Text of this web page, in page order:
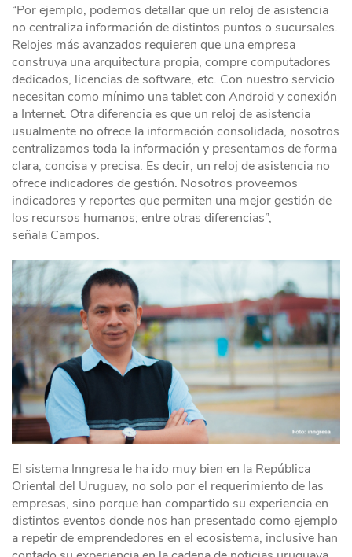
“Por ejemplo, podemos detallar que un reloj de asistencia
no centraliza información de distintos puntos o sucursales.
Relojes más avanzados requieren que una empresa
construya una arquitectura propia, compre computadores
dedicados, licencias de software, etc. Con nuestro servicio
necesitan como mínimo una tablet con Android y conexión
a Internet. Otra diferencia es que un reloj de asistencia
usualmente no ofrece la información consolidada, nosotros
centralizamos toda la información y presentamos de forma
clara, concisa y precisa. Es decir, un reloj de asistencia no
ofrece indicadores de gestión. Nosotros proveemos
indicadores y reportes que permiten una mejor gestión de
los recursos humanos; entre otras diferencias”,
señala Campos.
El sistema Inngresa le ha ido muy bien en la República
Oriental del Uruguay, no solo por el requerimiento de las
empresas, sino porque han compartido su experiencia en
distintos eventos donde nos han presentado como ejemplo
a repetir de emprendedores en el ecosistema, inclusive han